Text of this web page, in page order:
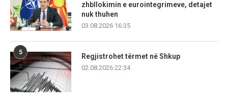
zhbllokimin e eurointegrimeve, detajet
nuk thuhen
03.08.2026 16:35
5
Regjistrohet tërmet në Shkup
02.08.2026 22:34